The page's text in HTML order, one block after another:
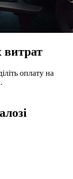
витрат
оплату на